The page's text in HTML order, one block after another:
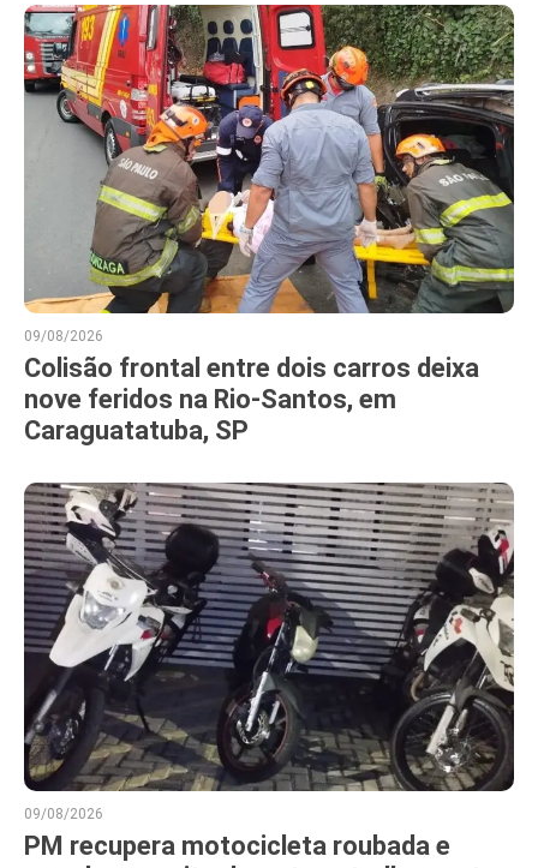
09/08/2026
Colisão frontal entre dois carros deixa
nove feridos na Rio-Santos, em
Caraguatatuba, SP
09/08/2026
PM recupera motocicleta roubada e